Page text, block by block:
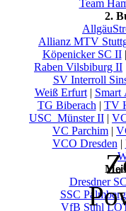
Team
2.
Allianz MTV
Köpenicker SC II
Raben Vilsbiburg II
SV Interroll
Weiß Erfurt| Smart
TG Biberach | TV
USC_Münster II |
VC Parchim |
VCO Dresden |
Dresdner
SSC
VfB Suhl